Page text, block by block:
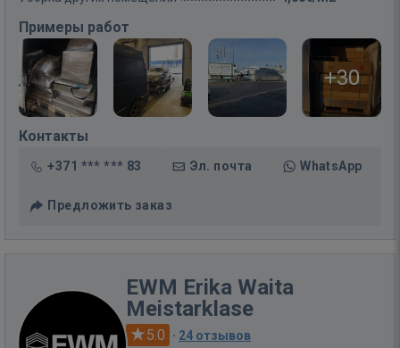
Примеры работ
+30
Контакты
+371 *** *** 83 Эл. почта WhatsApp
Предложить заказ
EWM Erika Waita
Meistarklase
5.0 · 24 отзывов